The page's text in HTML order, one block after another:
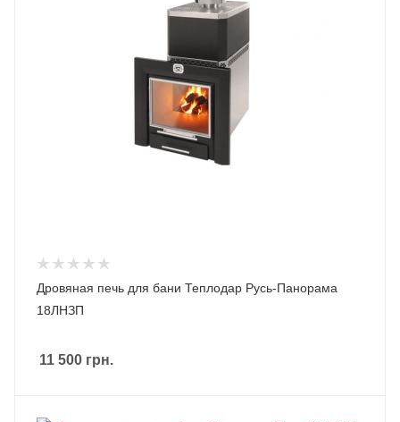
Дровяная печь для бани Теплодар Русь-Панорама
18ЛНЗП
11 500 грн.